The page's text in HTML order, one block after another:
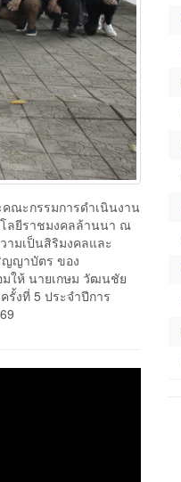
ณะกรรมการดำเนินงาน
ลยีราชมงคลล้านนา ณ
ามเป็นสิริมงคลและ
ญญาบัตร ของ
มให้ นายเกษม วัฒนชัย
งที่ 5 ประจำปีการ